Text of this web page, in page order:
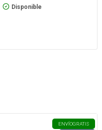
Disponible
ENVÍOGRATIS